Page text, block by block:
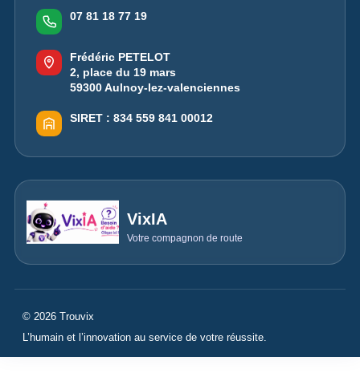
07 81 18 77 19
Frédéric PETELOT
2, place du 19 mars
59300 Aulnoy-lez-valenciennes
SIRET : 834 559 841 00012
VixIA
Votre compagnon de route
© 2026 Trouvix
L’humain et l’innovation au service de votre réussite.